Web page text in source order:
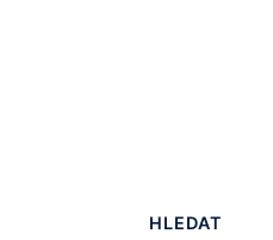
HLEDAT